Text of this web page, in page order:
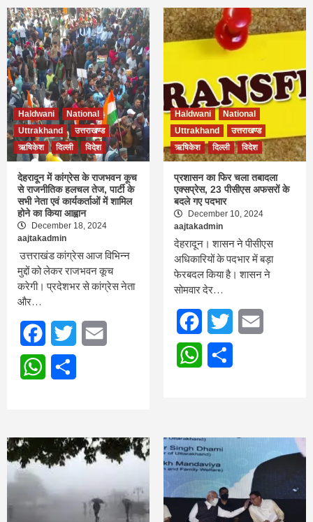
Haldwani
National
Uttrakhand
उत्तराखण्ड
ऋषिकेश
दिल्ली विदेश
देहरादून में कांग्रेस के राजभवन कूच
से राजनीतिक हलचल तेज, पार्टी के
सभी नेता एवं कार्यकर्ताओं में शामिल
होने का किया आह्वान
December 18, 2024
aajtakadmin
उत्तराखंड कांग्रेस आज विभिन्न
मुद्दों को लेकर राजभवन कूच
करेगी। प्रदेशभर से कांग्रेस नेता
और…
FacebookTwitter
WhatsApp
Haldwani
National
Uttrakhand
उत्तराखण्ड
ऋषिकेश
दिल्ली विदेश
प्रशासन का फिर चला तबादला
एक्सप्रेस, 23 पीसीएस अफसरों के
बदले गए पदभार
December 10, 2024
aajtakadmin
देहरादून। शासन ने पीसीएस
अधिकारियों के पदभार में बड़ा
फेरबदल किया है। शासन ने
सोमवार देर…
FacebookTwitter
WhatsApp